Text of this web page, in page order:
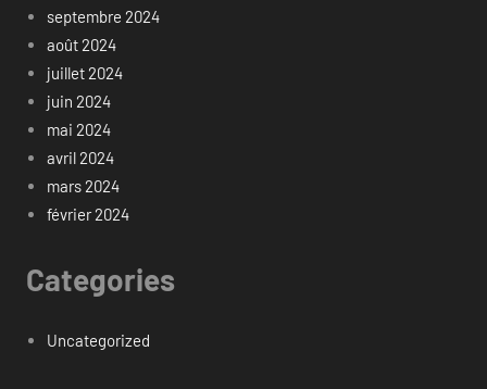
septembre 2024
août 2024
juillet 2024
juin 2024
mai 2024
avril 2024
mars 2024
février 2024
Categories
Uncategorized